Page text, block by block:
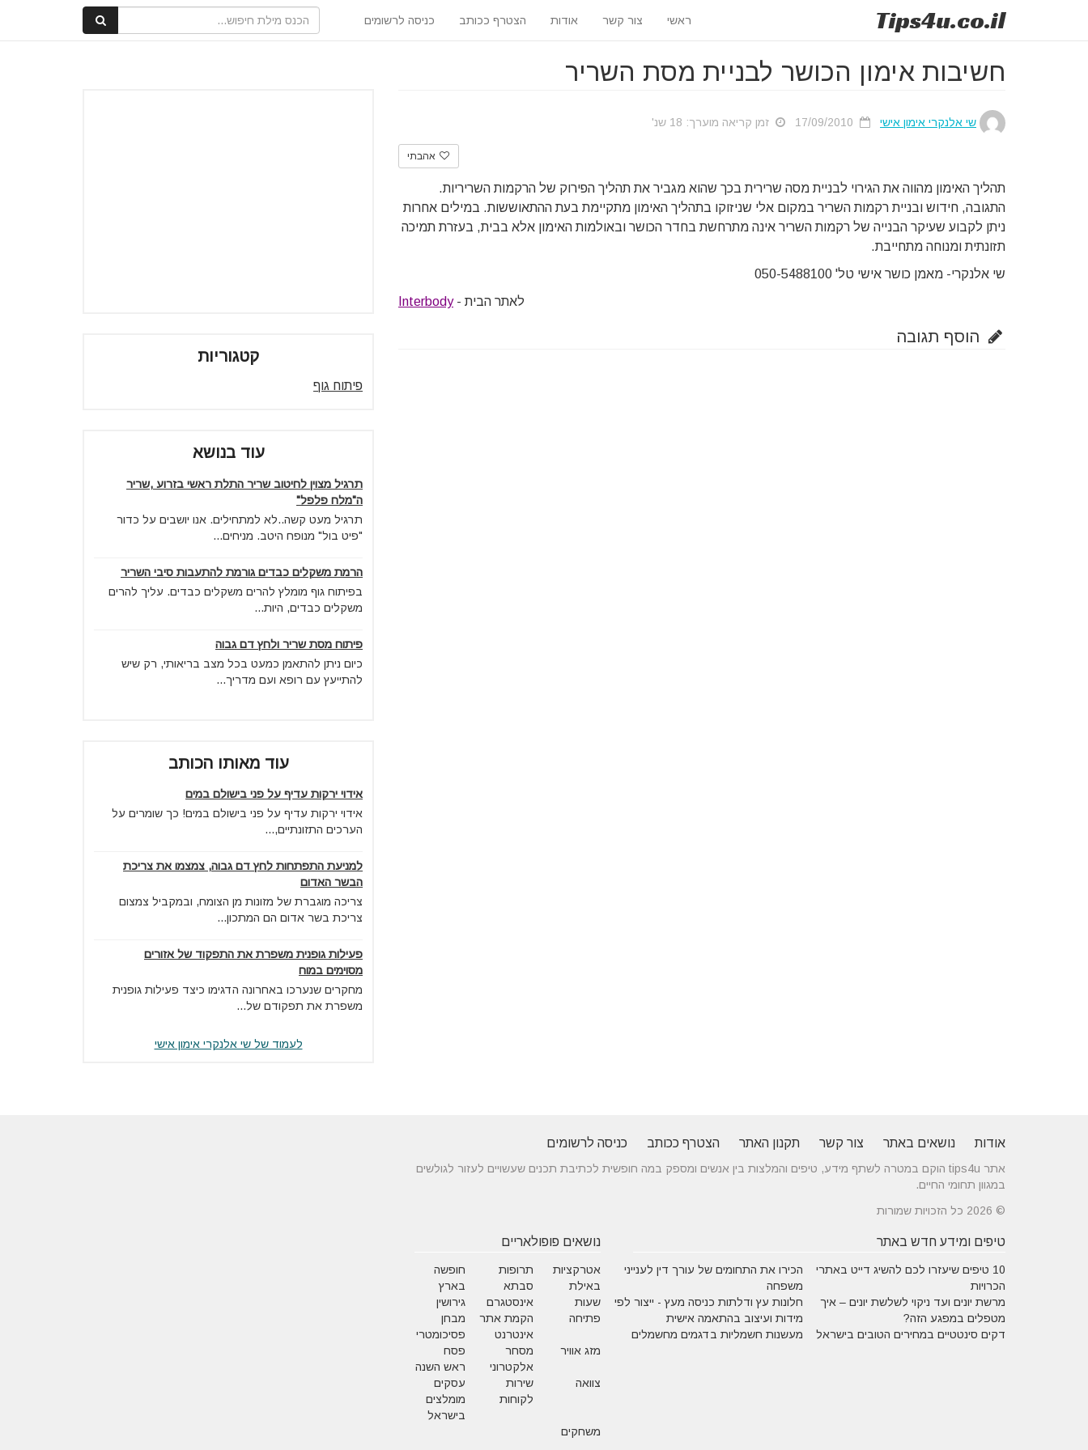
Tips4u.co.il ראשי צור קשר אודות הצטרף ככותב כניסה לרשומים
חשיבות אימון הכושר לבניית מסת השריר
שי אלנקרי אימון אישי זמן קריאה מוערך: 18 שנ'
אהבתי
תהליך האימון מהווה את הגירוי לבניית מסה שרירית בכך שהוא מגביר את תהליך הפירוק של הרקמות השריריות.
התגובה, חידוש ובניית רקמות השריר במקום אלי שניזוקו בתהליך האימון מתקיימת בעת ההתאוששות. במילים אחרות
ניתן לקבוע שעיקר הבנייה של רקמות השריר אינה מתרחשת בחדר הכושר ובאולמות האימון אלא בבית, בעזרת תמיכה
תזונתית ומנוחה מתחייבת.
שי אלנקרי- מאמן כושר אישי טל' 050-5488100
לאתר הבית -Interbody
הוסף תגובה
קטגוריות
פיתוח גוף
עוד בנושא
תרגיל מצוין לחיטוב שריר התלת ראשי בזרוע ,שריר
ה"מלח פלפל"
תרגיל מעט קשה..לא למתחילים. אנו יושבים על כדור
"פיט בול" מנופח היטב. מניחים...
הרמת משקלים כבדים גורמת להתעבות סיבי השריר
בפיתוח גוף מומלץ להרים משקלים כבדים. עליך להרים
משקלים כבדים, היות...
פיתוח מסת שריר ולחץ דם גבוה
כיום ניתן להתאמן כמעט בכל מצב בריאותי, רק שיש
להתייעץ עם רופא ועם מדריך...
עוד מאותו הכותב
אידוי ירקות עדיף על פני בישולם במים
אידוי ירקות עדיף על פני בישולם במים! כך שומרים על
הערכים התזונתיים,...
למניעת התפתחות לחץ דם גבוה, צמצמו את צריכת
הבשר האדום
צריכה מוגברת של מזונות מן הצומח, ובמקביל צמצום
צריכת בשר אדום הם המתכון...
פעילות גופנית משפרת את התפקוד של אזורים
מסוימים במוח
מחקרים שנערכו באחרונה הדגימו כיצד פעילות גופנית
משפרת את תפקודם של...
לעמוד של שי אלנקרי אימון אישי
אודות נושאים באתר צור קשר תקנון האתר הצטרף ככותב כניסה לרשומים
אתר tips4u הוקם במטרה לשתף מידע, טיפים והמלצות בין אנשים ומספק במה חופשית לכתיבת תכנים שעשויים לעזור לגולשים
במגוון תחומי החיים.
© 2026 כל הזכויות שמורות
טיפים ומידע חדש באתר
10 טיפים שיעזרו לכם להשיג דייט באתרי
הכרויות
הכירו את התחומים של עורך דין לענייני
משפחה
מרשת יונים ועד ניקוי לשלשת יונים – איך
מטפלים במפגע הזה?
חלונות עץ ודלתות כניסה מעץ - ייצור לפי
מידות ועיצוב בהתאמה אישית
דקים סינטטיים במחירים הטובים בישראל
מעשנות חשמליות בדגמים מחשמלים
נושאים פופולאריים
אטרקציות
באילת
תרופות
סבתא
חופשה
בארץ
שעות
פתיחה
אינסטגרם
גירושין
הקמת אתר
אינטרנט
מבחן
פסיכומטרי
מזג אוויר
מסחר
אלקטרוני
פסח
ראש השנה
צוואה
שירות
לקוחות
עסקים
מומלצים
בישראל
משחקים